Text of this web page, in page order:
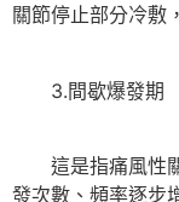
關節停止部分冷敷
3.間歇爆發期
這是指痛風性關
發次數、頻率逐步